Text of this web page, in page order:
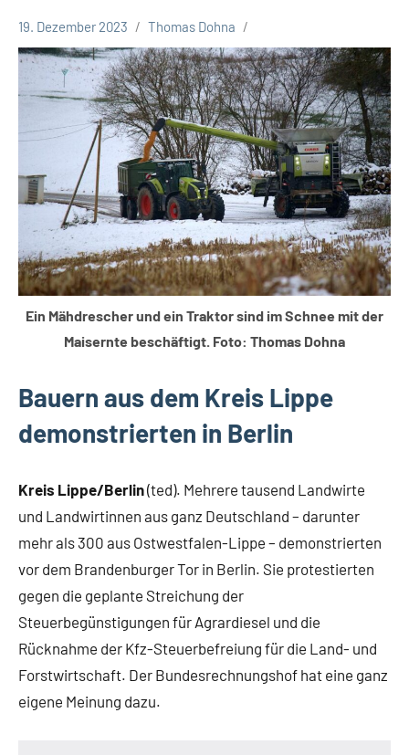
Lippe
Lippische
Themen
19. Dezember 2023 Thomas Dohna
Ein Mähdrescher und ein Traktor sind im Schnee mit der
Maisernte beschäftigt. Foto: Thomas Dohna
Bauern aus dem Kreis Lippe
demonstrierten in Berlin
Kreis Lippe/Berlin(ted). Mehrere tausend Landwirte
und Landwirtinnen aus ganz Deutschland – darunter
mehr als 300 aus Ostwestfalen-Lippe – demonstrierten
vor dem Brandenburger Tor in Berlin. Sie protestierten
gegen die geplante Streichung der
Steuerbegünstigungen für Agrardiesel und die
Rücknahme der Kfz-Steuerbefreiung für die Land- und
Forstwirtschaft. Der Bundesrechnungshof hat eine ganz
eigene Meinung dazu.